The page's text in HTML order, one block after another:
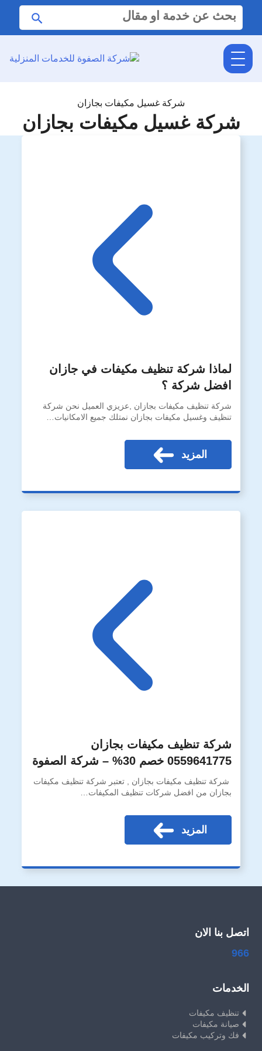
البحث
عن:
شركة غسيل مكيفات بجازان
شركة غسيل مكيفات بجازان
لماذا شركة تنظيف مكيفات في جازان
افضل شركة ؟
شركة تنظيف مكيفات بجازان ,عزيزي العميل نحن شركة
تنظيف وغسيل مكيفات بجازان نمتلك جميع الامكانيات…
المزيد
شركة تنظيف مكيفات بجازان
0559641775 خصم 30% – شركة الصفوة
شركة تنظيف مكيفات بجازان , تعتبر شركة تنظيف مكيفات
بجازان من افضل شركات تنظيف المكيفات…
المزيد
اتصل بنا الان
966
الخدمات
تنظيف مكيفات
صيانة مكيفات
فك وتركيب مكيفات